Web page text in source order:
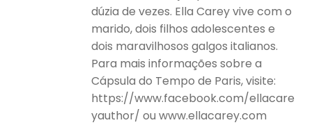
dúzia de vezes. Ella Carey vive com o
marido, dois filhos adolescentes e
dois maravilhosos galgos italianos.
Para mais informações sobre a
Cápsula do Tempo de Paris, visite:
https://www.facebook.com/ellacare
yauthor/ ou www.ellacarey.com